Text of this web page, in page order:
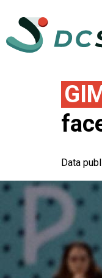
Data